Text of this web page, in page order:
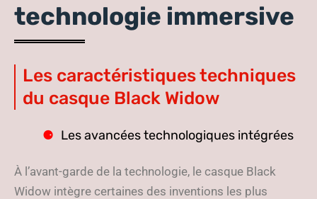
technologie immersive
Les caractéristiques techniques
du casque Black Widow
Les avancées technologiques intégrées
À l’avant-garde de la technologie, le casque Black
Widow intègre certaines des inventions les plus